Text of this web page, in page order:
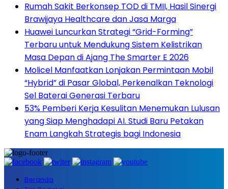
Rumah Sakit Berkonsep TOD di TMII, Hasil Sinergi
Brawijaya Healthcare dan Jasa Marga
Huawei Luncurkan Strategi “Grid-Forming”
Terbaru untuk Mendukung Sistem Kelistrikan
Masa Depan di Ajang The Smarter E 2026
Molicel Manfaatkan Lonjakan Permintaan Mobil
“Hybrid” di Pasar Global, Perkenalkan Teknologi
Sel Baterai Generasi Terbaru
53% Pemberi Kerja Kesulitan Menemukan Lulusan
yang Siap Menghadapi AI. Studi Baru Petakan
Enam Langkah Strategis bagi Indonesia
Beranda